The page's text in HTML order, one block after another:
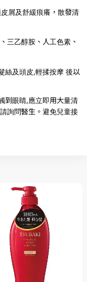
屑及舒緩痕癢，散發清
三乙醇胺、人工色素、
絲及頭皮,輕揉按摩 後以
到眼睛,應立即用大量清
詢問醫生。避免兒童接